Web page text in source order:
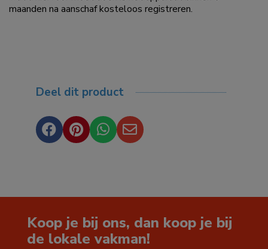
maanden na aanschaf kosteloos registreren.
Deel dit product
   
Koop je bij ons, dan koop je bij
de lokale vakman!